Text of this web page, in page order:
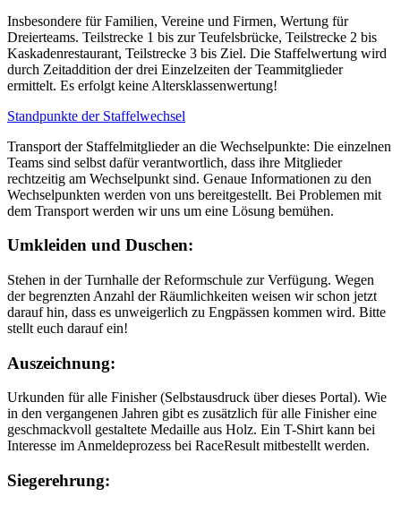
Insbesondere für Familien, Vereine und Firmen, Wertung für
Dreierteams. Teilstrecke 1 bis zur Teufelsbrücke, Teilstrecke 2 bis
Kaskadenrestaurant, Teilstrecke 3 bis Ziel. Die Staffelwertung wird
durch Zeitaddition der drei Einzelzeiten der Teammitglieder
ermittelt. Es erfolgt keine Altersklassenwertung!
Standpunkte der Staffelwechsel
Transport der Staffelmitglieder an die Wechselpunkte: Die einzelnen
Teams sind selbst dafür verantwortlich, dass ihre Mitglieder
rechtzeitig am Wechselpunkt sind. Genaue Informationen zu den
Wechselpunkten werden von uns bereitgestellt. Bei Problemen mit
dem Transport werden wir uns um eine Lösung bemühen.
Umkleiden und Duschen:
Stehen in der Turnhalle der Reformschule zur Verfügung. Wegen
der begrenzten Anzahl der Räumlichkeiten weisen wir schon jetzt
darauf hin, dass es unweigerlich zu Engpässen kommen wird. Bitte
stellt euch darauf ein!
Auszeichnung:
Urkunden für alle Finisher (Selbstausdruck über dieses Portal). Wie
in den vergangenen Jahren gibt es zusätzlich für alle Finisher eine
geschmackvoll gestaltete Medaille aus Holz. Ein T-Shirt kann bei
Interesse im Anmeldeprozess bei RaceResult mitbestellt werden.
Siegerehrung: